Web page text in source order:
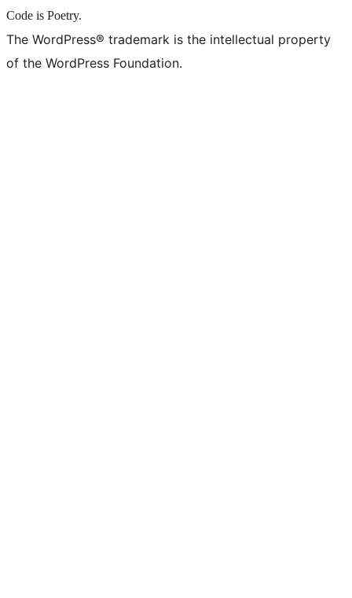
Code is Poetry.
The WordPress® trademark is the intellectual property
of the WordPress Foundation.